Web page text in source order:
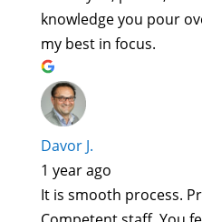
knowledge you pour
my best in focus.
Davor J.
1 year ago
It is smooth process.